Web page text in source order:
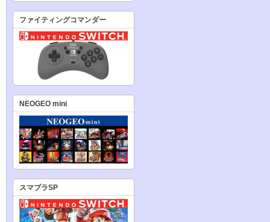
ファイティングコマンダー
NEOGEO mini
スマブラSP